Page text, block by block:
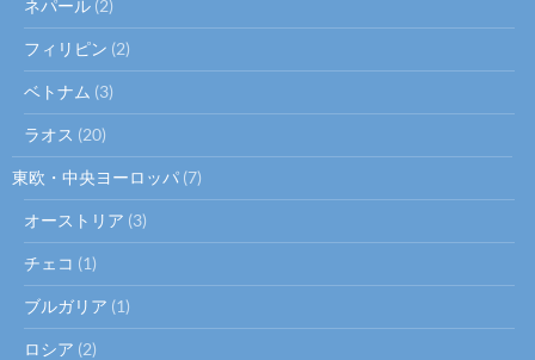
ネパール (2)
フィリピン (2)
ベトナム (3)
ラオス (20)
東欧・中央ヨーロッパ (7)
オーストリア (3)
チェコ (1)
ブルガリア (1)
ロシア (2)